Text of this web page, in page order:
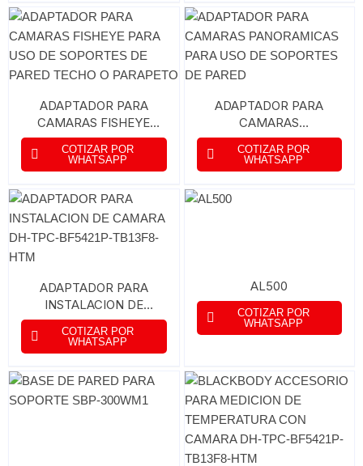
ADAPTADOR PARA
CAMARAS FISHEYE
PARA USO DE
SOPORTES DE PARED
TECHO O PARAPETO
COTIZAR POR
WHATSAPP
ADAPTADOR PARA
CAMARAS
PANORAMICAS PARA
USO DE SOPORTES DE
PARED
COTIZAR POR
WHATSAPP
ADAPTADOR PARA
INSTALACION DE
CAMARA DH-TPC-
BF5421P-TB13F8-HTM
COTIZAR POR
WHATSAPP
AL500
COTIZAR POR
WHATSAPP